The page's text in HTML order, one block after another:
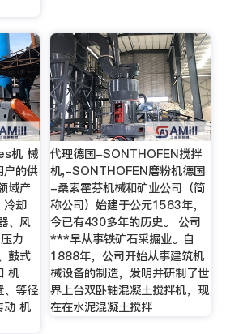
机 械
户的供
域产
冷却
、风
力
鼓式
机
、等径
动 机
代理德国-SONTHOFEN搅拌
机,-SONTHOFEN磨粉机德国
-桑索霍芬机械和矿业公司（简
称公司）始建于公元1563年，
今已有430多年的历史。 公司
***早从事铁矿石采掘业。自
1888年，公司开始从事建筑机
械设备的制造，发明并研制了世
界上台双卧轴混凝土搅拌机，现
在在水泥混凝土搅拌